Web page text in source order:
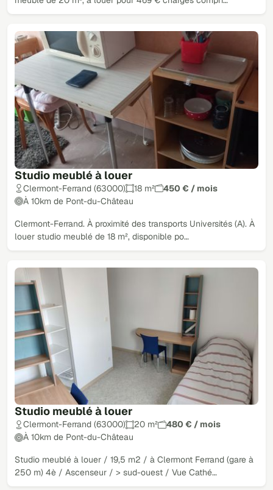
Studio meublé à louer
Clermont-Ferrand (63000) 18 m²
450 € / mois
À 10km de Pont-du-Château
Clermont-Ferrand. À proximité des transports Universités (A). À
louer studio meublé de 18 m², disponible po…
Studio meublé à louer
Clermont-Ferrand (63000) 20 m²
480 € / mois
À 10km de Pont-du-Château
Studio meublé à louer / 19,5 m2 / à Clermont Ferrand (gare à
250 m) 4è / Ascenseur / > sud-ouest / Vue Cathé…